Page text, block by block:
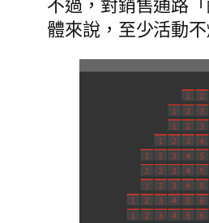
不過，對銷售通路
體來說，至少活動